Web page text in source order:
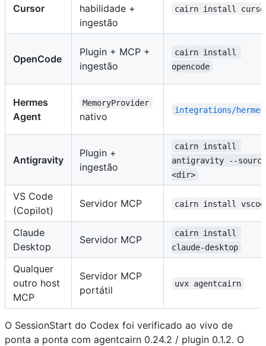
Cursor
habilidade +
ingestão
cairn install
OpenCode
Plugin + MCP +
ingestão
cairn install
opencode
Hermes
Agent
MemoryProvider
nativo
integrations/
Antigravity
Plugin +
ingestão
cairn install
antigravity --
<dir>
VS Code
(Copilot)
Servidor MCP cairn install
Claude
Desktop
Servidor MCP
cairn install
claude-desktop
Qualquer
outro host
MCP
Servidor MCP
portátil
uvx agentcairn
O SessionStart do Codex foi verificado ao vivo de
ponta a ponta com agentcairn 0.24.2 / plugin 0.1.2. O